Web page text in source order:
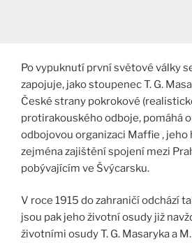
Po vypuknutí první světové války
zapojuje, jako stoupenec T. G.
České strany pokrokové
protirakouského odboje, pomáhá
odbojovou organizaci Maffie , jeho
zejména zajištění spojení mezi
pobývajícím ve Švýcarsku.
V roce 1915 do zahraničí odchází
jsou pak jeho životní osudy již
životními osudy T. G. Masaryka a